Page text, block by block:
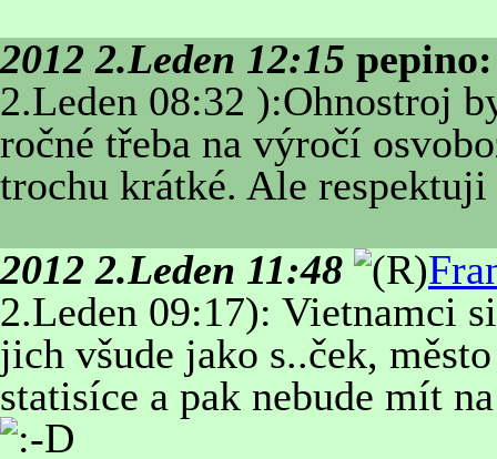
2012 2.Leden 12:15 pepino:
2.Leden 08:32 ):Ohnostroj
ročné třeba na výročí
trochu krátké. Ale
2012 2.Leden 11:48
2.Leden 09:17): Vietnamci
jich všude jako s..ček,
statisíce a pak nebude mít